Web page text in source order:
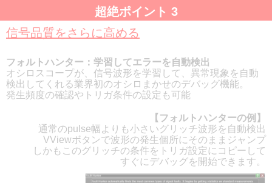
超絶ポイント 3
信号品質をさらに高める
フォルトハンター：学習してエラーを自動検出
オシロスコープが、信号波形を学習して、異常現象を自動
検出してくれる業界初のオシロまかせのデバッグ機能。
発生頻度の確認やトリガ条件の設定も可能
【フォルトハンターの例】
通常のpulse幅よりも小さいグリッチ波形を自動検出
VViewボタンで波形の発生個所にそのままジャンプ
しかもこのグリッチの条件をトリガ設定にコピーして
すぐにデバッグを開始できます。